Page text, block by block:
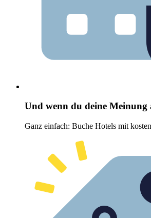
Und wenn du deine Meinung
Ganz einfach: Buche Hotels mit